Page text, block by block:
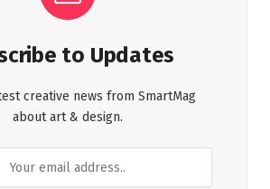
to Updates
creative news from SmartMag
about art & design.